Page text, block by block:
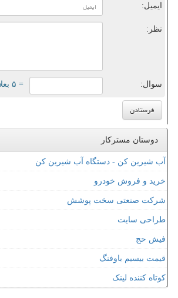
ایمیل:
نظر:
سوال: = ۵ بعلاوه ۵
دوستان مسترکار
آب شیرین کن - دستگاه آب شیرین کن
خرید و فروش خودرو
شرکت صنعتی سخت پوشش
طراحی سایت
فیش حج
قیمت بیسیم باوفنگ
کوتاه کننده لینک